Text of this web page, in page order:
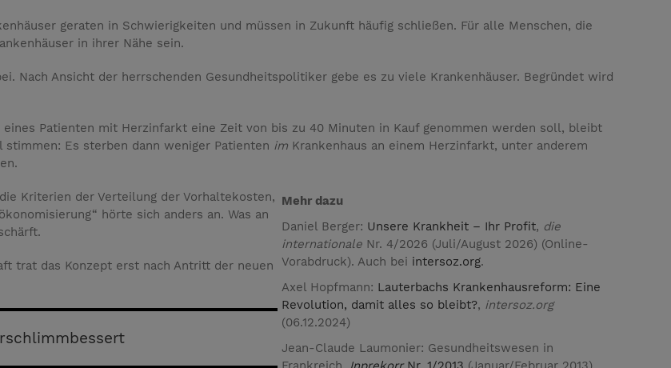
geraten in Schwierigkeiten und müssen in Zukunft häufig schließen. Für alle Menschen, die
in ihrer Nähe sein.
Nach Ansicht der herrschenden Gesundheitspolitiker gebe es zu viele Krankenhäuser. Begründet wird
Patienten mit Herzinfarkt eine Zeit von bis zu 40 Minuten in Kauf genommen werden soll, bleibt
Es sterben dann weniger Patienten im Krankenhaus an einem Herzinfarkt, unter anderem
Mehr dazu
Daniel Berger: Unsere Krankheit – Ihr Profit, die
internationale Nr. 4/2026 (Juli/August 2026) (Online-
Vorabdruck). Auch bei intersoz.org.
Axel Hopfmann: Lauterbachs Krankenhausreform: Eine
Revolution, damit alles so bleibt?, intersoz.org
(06.12.2024)
Jean-Claude Laumonier: Gesundheitswesen in
Kriterien der Verteilung der Vorhaltekosten,
hörte sich anders an. Was an
trat das Konzept erst nach Antritt der neuen